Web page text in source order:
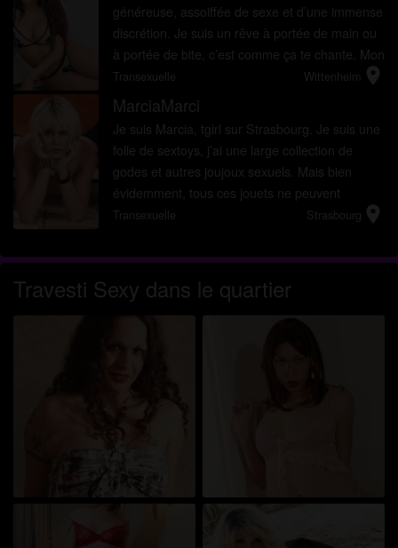
généreuse, assoiffée de sexe et d’une immense
discrétion. Je suis un rêve à portée de main ou
à portée de bite, c’est comme ça te chante. Mon
seul plaisir est de faire jouir les hommes. Je
su...
Wittenheim location_on
Transexuelle
MarciaMarci
Je suis Marcia, tgirl sur Strasbourg. Je suis une
folle de sextoys, j’ai une large collection de
godes et autres joujoux sexuels. Mais bien
évidemment, tous ces jouets ne peuvent
remplacer une véritable queue en érection, c’est
Strasbourg location_on
Transexuelle
Travesti Sexy dans le quartier